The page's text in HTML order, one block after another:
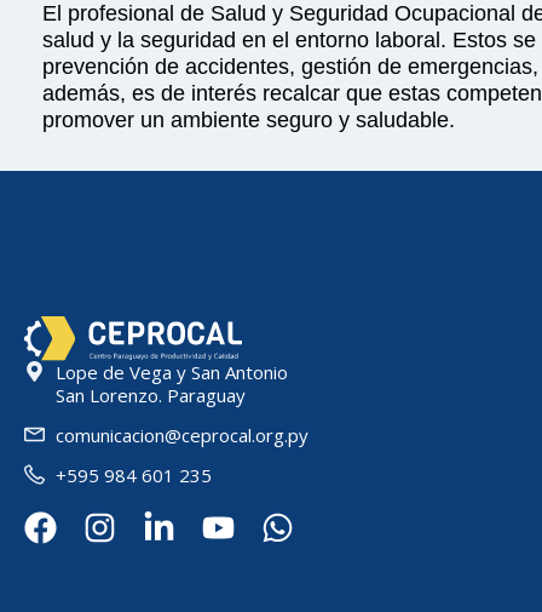
El profesional de Salud y Seguridad Ocupacional
salud y la seguridad en el entorno laboral. Estos
prevención de accidentes, gestión de
además, es de interés recalcar que estas
promover un ambiente seguro y saludable.
Lope de Vega y San Antonio
San Lorenzo. Paraguay
comunicacion@ceprocal.org.py
+595 984 601 235